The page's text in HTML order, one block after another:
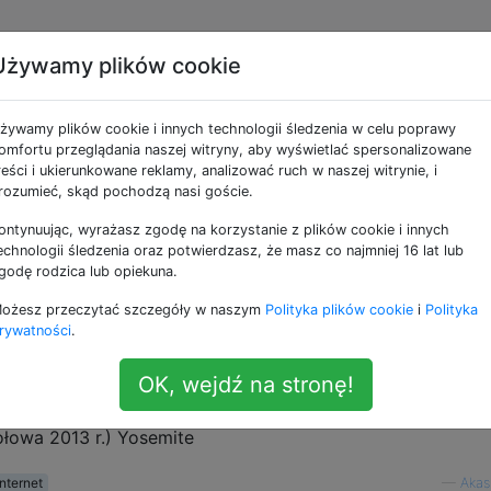
w
:
internetowe na komputerze Mac
osiągnie 2,5 Mb / s
prędkość Internetu poniżej tego. Nie mówię na
2013 r.) Yosemite
plików cookie
plików cookie i innych technologii śledzenia w celu poprawy
przeglądania naszej witryny, aby wyświetlać spersonalizowane
i ukierunkowane reklamy, analizować ruch w naszej witrynie, i
skąd pochodzą nasi goście.
wyrażasz zgodę na korzystanie z plików cookie i innych
śledzenia oraz potwierdzasz, że masz co najmniej 16 lat lub
rodzica lub opiekuna.
przeczytać szczegóły w naszym Polityka plików cookie i Polityka
.
OK, wejdź na stronę!